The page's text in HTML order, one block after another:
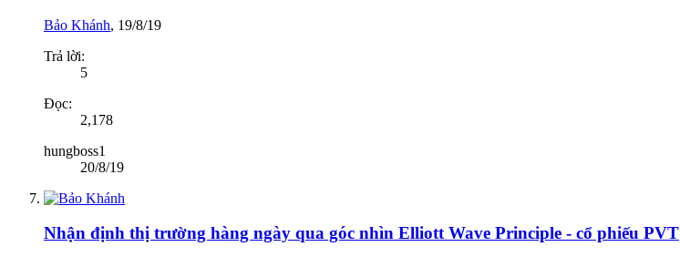
Bảo Khánh, 19/8/19
Trả lời:
5
Đọc:
2,178
hungboss1
20/8/19
Nhận định thị trường hàng ngày qua góc nhìn Elliott Wave Principle - cổ phiếu PVT